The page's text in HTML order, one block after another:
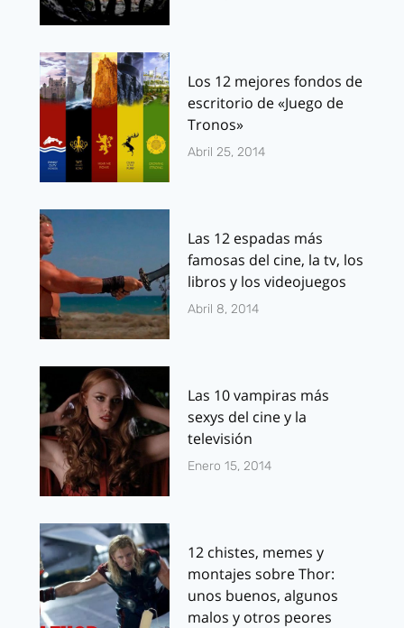
Los 12 mejores fondos de
escritorio de «Juego de
Tronos»
Abril 25, 2014
Las 12 espadas más
famosas del cine, la tv, los
libros y los videojuegos
Abril 8, 2014
Las 10 vampiras más
sexys del cine y la
televisión
Enero 15, 2014
12 chistes, memes y
montajes sobre Thor:
unos buenos, algunos
malos y otros peores